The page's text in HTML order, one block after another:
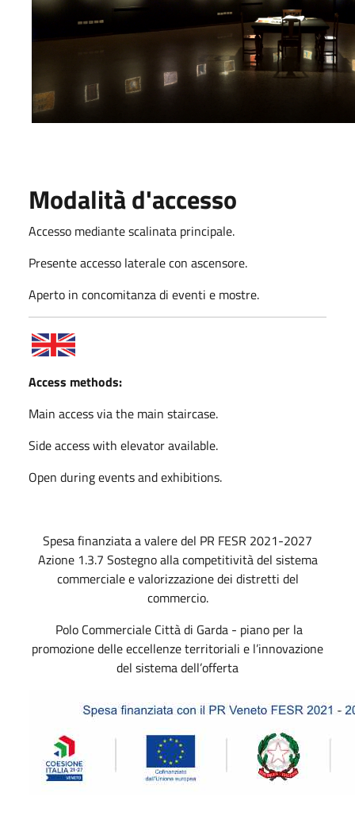
Modalità d'accesso
Accesso mediante scalinata principale.
Presente accesso laterale con ascensore.
Aperto in concomitanza di eventi e mostre.
Access methods:
Main access via the main staircase.
Side access with elevator available.
Open during events and exhibitions.
Spesa finanziata a valere del PR FESR 2021-2027
Azione 1.3.7 Sostegno alla competitività del sistema
commerciale e valorizzazione dei distretti del
commercio.
Polo Commerciale Città di Garda - piano per la
promozione delle eccellenze territoriali e l’innovazione
del sistema dell’offerta